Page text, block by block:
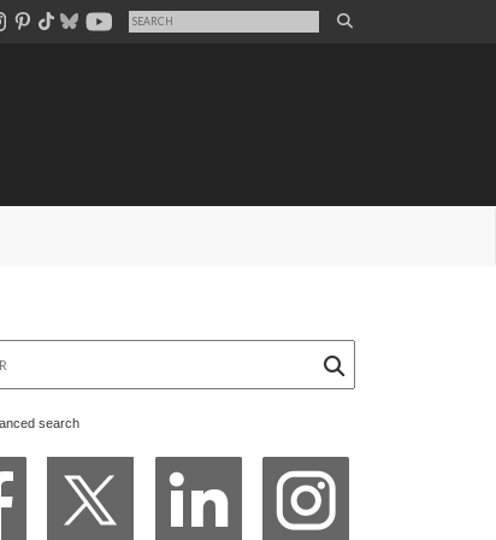
search